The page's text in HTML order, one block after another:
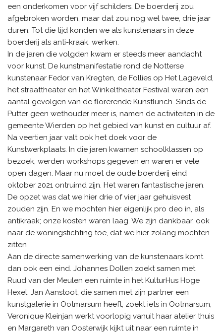
een onderkomen voor vijf schilders. De boerderij zou
afgebroken worden, maar dat zou nog wel twee, drie jaar
duren. Tot die tijd konden we als kunstenaars in deze
boerderij als anti-kraak. werken.
In de jaren die volgden kwam er steeds meer aandacht
voor kunst. De kunstmanifestatie rond de Notterse
kunstenaar Fedor van Kregten, de Follies op Het Lageveld,
het straattheater en het Winkeltheater Festival waren een
aantal gevolgen van de florerende Kunstlunch. Sinds de
Putter geen wethouder meer is, namen de activiteiten in de
gemeente Wierden op het gebied van kunst en cultuur af.
Na veertien jaar valt ook het doek voor de
Kunstwerkplaats. In die jaren kwamen schoolklassen op
bezoek, werden workshops gegeven en waren er vele
open dagen. Maar nu moet de oude boerderij eind
oktober 2021 ontruimd zijn. Het waren fantastische jaren.
De opzet was dat we hier drie of vier jaar gehuisvest
zouden zijn. En we mochten hier eigenlijk pro deo in, als
antikraak; onze kosten waren laag. We zijn dankbaar, ook
naar de woningstichting toe, dat we hier zolang mochten
zitten
Aan de directe samenwerking van de kunstenaars komt
dan ook een eind. Johannes Dollen zoekt samen met
Ruud van der Meulen een ruimte in het KulturHus Hoge
Hexel. Jan Aanstoot, die samen met zijn partner een
kunstgalerie in Ootmarsum heeft, zoekt iets in Ootmarsum,
Veronique Kleinjan werkt voorlopig vanuit haar atelier thuis
en Margareth van Oosterwijk kijkt uit naar een ruimte in